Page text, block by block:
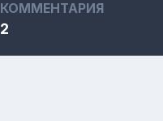
КОММЕНТАРИЯ
2